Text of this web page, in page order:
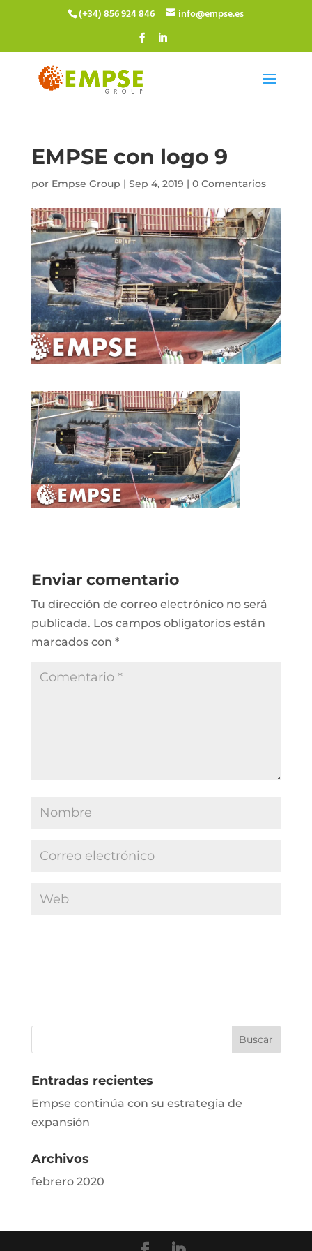
(+34) 856 924 846 info@empse.es
EMPSE con logo 9
por Empse Group | Sep 4, 2019 | 0 Comentarios
Enviar comentario
Tu dirección de correo electrónico no será
publicada. Los campos obligatorios están
marcados con *
Entradas recientes
Empse continúa con su estrategia de
expansión
Archivos
febrero 2020